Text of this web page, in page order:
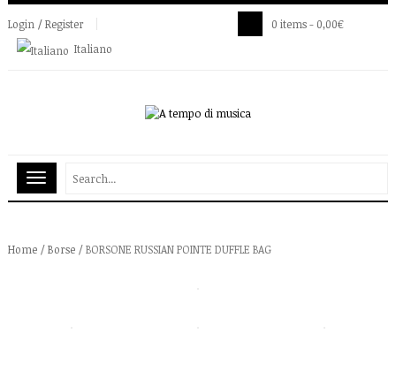
Login / Register
Italiano
0 items - 0,00€
Home /Borse / BORSONE RUSSIAN POINTE DUFFLE BAG